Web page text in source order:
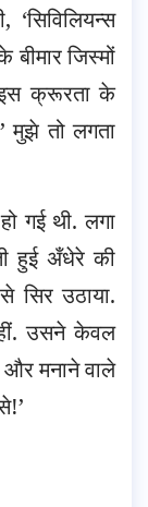
जिस्मों
क्रूरता के
मुझे तो लगता
गई थी. लगा
हुई अँधेरे की
सिर उठाया.
उसने केवल
और मनाने वाले